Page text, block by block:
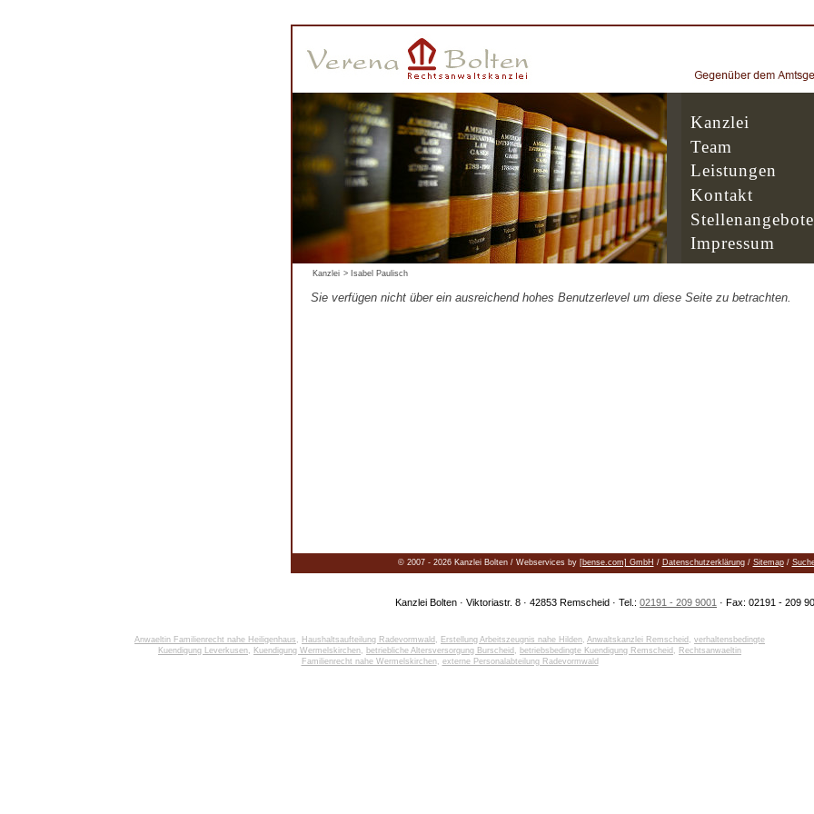
Kanzlei
Team
Leistungen
Kontakt
Stellenangebote
Impressum
Kanzlei > Isabel Paulisch
Sie verfügen nicht über ein ausreichend hohes Benutzerlevel um diese Seite zu betrachten.
© 2007 - 2026 Kanzlei Bolten / Webservices by [bense.com] GmbH / Datenschutzerklärung/ Sitemap/
Kanzlei Bolten · Viktoriastr. 8 · 42853 Remscheid · Tel.: 02191 - 209 9001 · Fax: 02191 - 209
Anwaeltin Familienrecht nahe Heiligenhaus Haushaltsaufteilung Radevormwald Erstellung Arbeitszeugnis nahe Hilden Anwaltskanzlei Remscheid
verhaltensbedingte
Kuendigung Leverkusen
Kuendigung Wermelskirchen betriebliche Altersversorgung Burscheid betriebsbedingte Kuendigung Remscheid
Rechtsanwaeltin
Familienrecht nahe Wermelskirchen, externe Personalabteilung Radevormwald